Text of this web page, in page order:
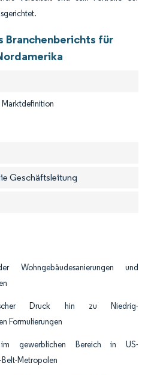
Branchenberichts für
Marktdefinition
Geschäftsleitung
Wohngebäudesanierungen und
Druck hin zu Niedrig-
Formulierungen
gewerblichen Bereich in US-
Belt-Metropolen